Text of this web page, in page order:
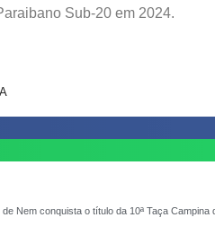
Sub-20 em 2024.